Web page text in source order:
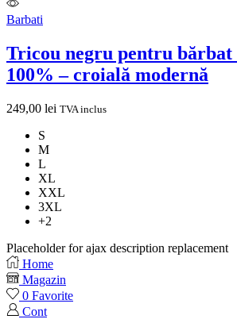
Barbati
Tricou negru pentru bărbat
100% – croială modernă
249,00 lei TVA inclus
S
M
L
XL
XXL
3XL
+2
Placeholder for ajax description replacement
Home
Magazin
0 Favorite
Cont